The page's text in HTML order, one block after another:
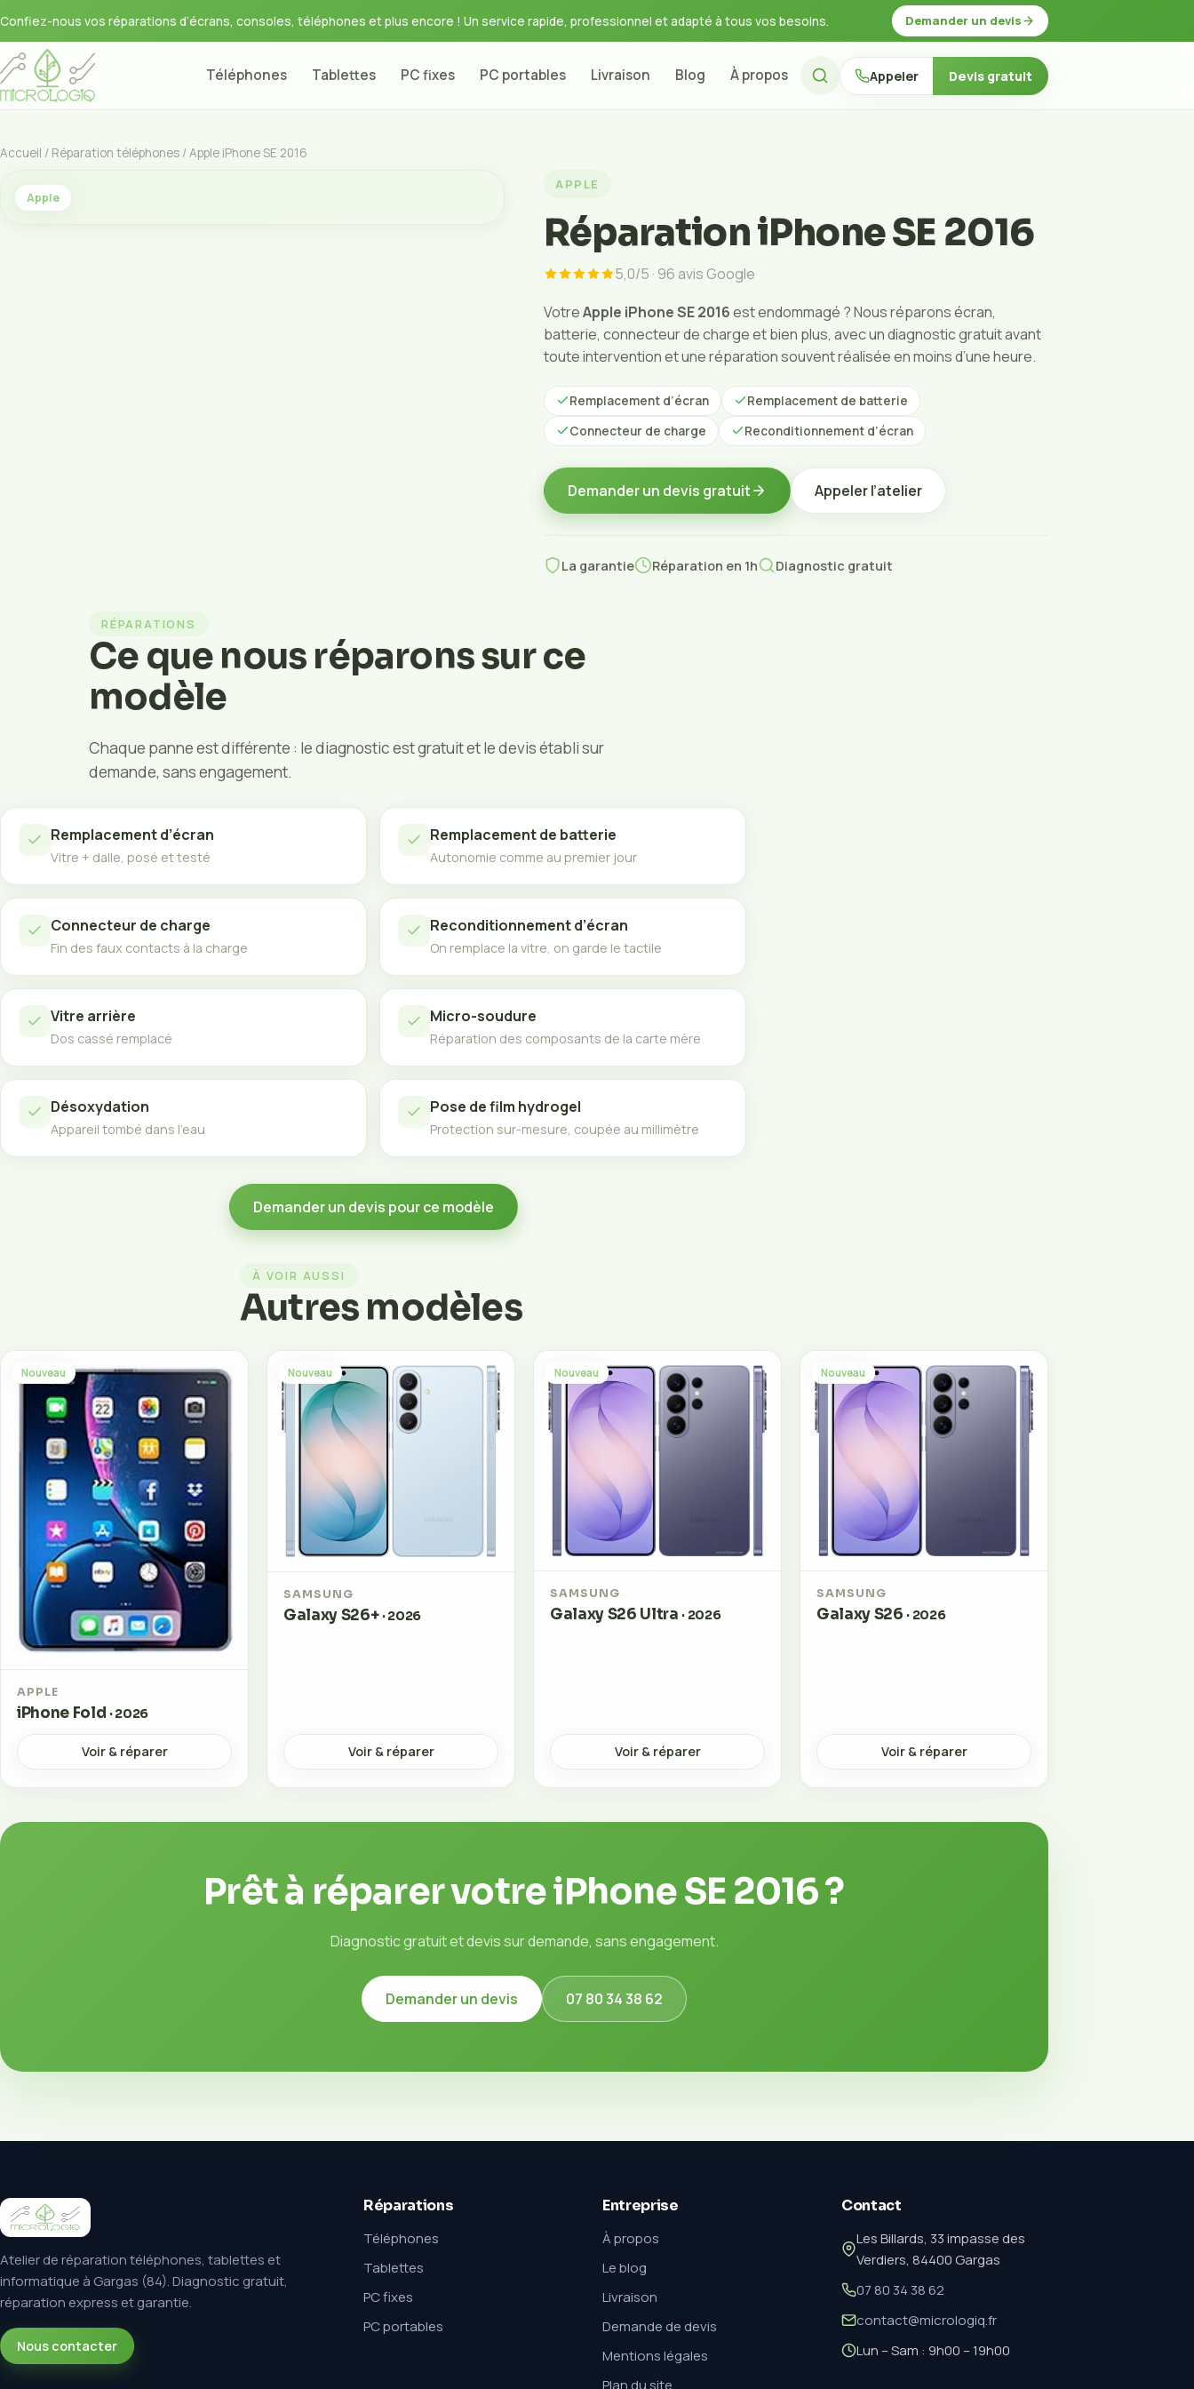
Confiez-nous vos réparations d’écrans, consoles, téléphones et plus encore ! Un service rapide, professionnel et adapté à tous vos besoins. Demander un devis
Téléphones Tablettes PC fixes PC portables Livraison Blog À propos Appeler Devis gratuit
Accueil / Réparation téléphones / Apple iPhone SE 2016
Apple
APPLE
Réparation iPhone SE 2016
5,0/5 · 96 avis Google
VotreApple iPhone SE 2016est endommagé ? Nous réparons écran,
batterie, connecteur de charge et bien plus, avec un diagnostic gratuit avant
toute intervention et une réparation souvent réalisée en moins d’une heure.
Remplacement d’écran
Remplacement de batterie
Connecteur de charge
Reconditionnement d’écran
Demander un devis gratuit Appeler l’atelier
La garantie Réparation en 1h Diagnostic gratuit
RÉPARATIONS
Ce que nous réparons sur ce
modèle
Chaque panne est différente : le diagnostic est gratuit et le devis établi sur
demande, sans engagement.
Remplacement d’écran
Vitre + dalle, posé et testé
Remplacement de batterie
Autonomie comme au premier jour
Connecteur de charge
Fin des faux contacts à la charge
Reconditionnement d’écran
On remplace la vitre, on garde le tactile
Vitre arrière
Dos cassé remplacé
Micro-soudure
Réparation des composants de la carte mère
Désoxydation
Appareil tombé dans l’eau
Pose de film hydrogel
Protection sur-mesure, coupée au millimètre
Demander un devis pour ce modèle
À VOIR AUSSI
Autres modèles
Nouveau
APPLE
iPhone Fold · 2026
Voir & réparer
Nouveau
SAMSUNG
Galaxy S26+ · 2026
Voir & réparer
Nouveau
SAMSUNG
Galaxy S26 Ultra · 2026
Voir & réparer
Nouveau
SAMSUNG
Galaxy S26 · 2026
Voir & réparer
Prêt à réparer votre iPhone SE 2016 ?
Diagnostic gratuit et devis sur demande, sans engagement.
Demander un devis 07 80 34 38 62
Atelier de réparation téléphones, tablettes et
informatique à Gargas (84). Diagnostic gratuit,
réparation express et garantie.
Nous contacter
Réparations
Téléphones
Tablettes
PC fixes
PC portables
Entreprise
À propos
Le blog
Livraison
Demande de devis
Mentions légales
Plan du site
Contact
Les Billards, 33 impasse des
Verdiers, 84400 Gargas
07 80 34 38 62
contact@micrologiq.fr
Lun – Sam : 9h00 – 19h00